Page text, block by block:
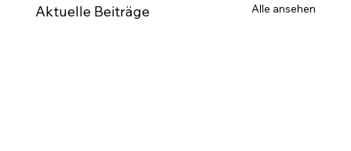
Aktuelle Beiträge Alle ansehen